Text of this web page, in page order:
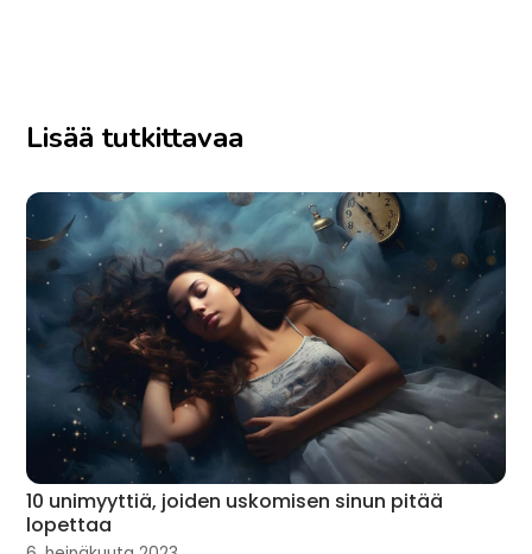
Lisää tutkittavaa
10 unimyyttiä, joiden uskomisen sinun pitää
lopettaa